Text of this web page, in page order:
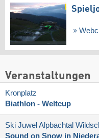
Veranstaltungen
Kronplatz
Biathlon - Weltcup
Ski Juwel Alpbachtal
Sound on Snow in